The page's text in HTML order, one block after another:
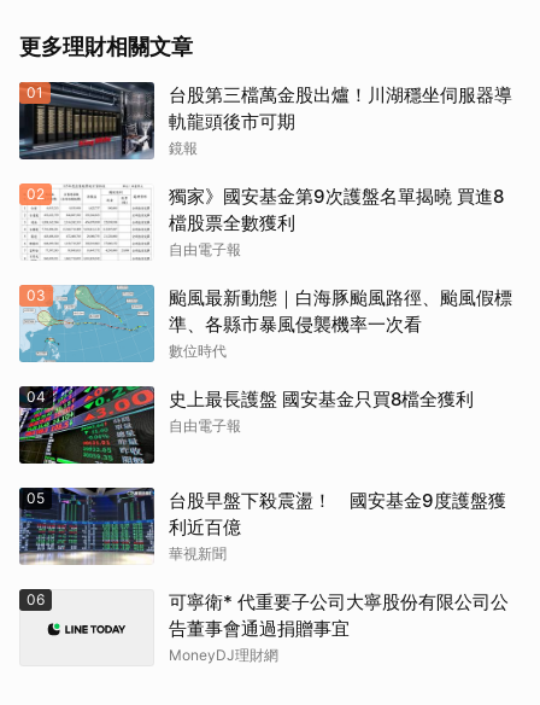
更多理財相關文章
01
台股第三檔萬金股出爐！川湖穩坐伺服器導
軌龍頭後市可期
鏡報
02
獨家》國安基金第9次護盤名單揭曉 買進8
檔股票全數獲利
自由電子報
03
颱風最新動態｜白海豚颱風路徑、颱風假標
準、各縣市暴風侵襲機率一次看
數位時代
04 史上最長護盤 國安基金只買8檔全獲利
自由電子報
05
台股早盤下殺震盪！ 國安基金9度護盤獲
利近百億
華視新聞
06
可寧衛* 代重要子公司大寧股份有限公司公
告董事會通過捐贈事宜
MoneyDJ理財網